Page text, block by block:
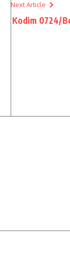
Next Article
Kodim 0724/